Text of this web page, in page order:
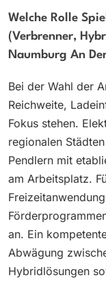
Welche Rolle
(Verbrenner,
Naumburg An
Bei der Wahl der
Reichweite,
Fokus stehen.
regionalen
Pendlern mit
am Arbeitsplatz.
an. Ein
Abwägung
Hybridlösungen